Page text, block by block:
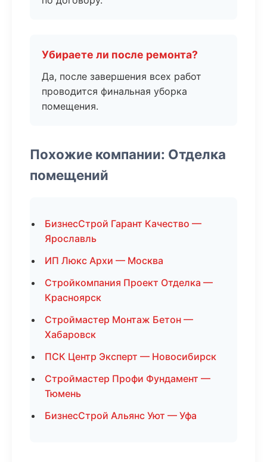
Убираете ли после ремонта?
Да, после завершения всех работ
проводится финальная уборка
помещения.
Похожие компании: Отделка
помещений
БизнесСтрой Гарант Качество —
Ярославль
ИП Люкс Архи — Москва
Стройкомпания Проект Отделка —
Красноярск
Строймастер Монтаж Бетон —
Хабаровск
ПСК Центр Эксперт — Новосибирск
Строймастер Профи Фундамент —
Тюмень
БизнесСтрой Альянс Уют — Уфа